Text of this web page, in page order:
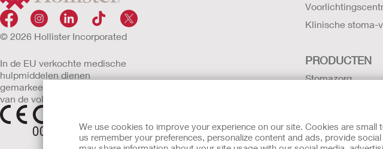
We use cookies to improve your experience on our site. Cookies are
us remember your preferences, personalize content and ads, provide
© 2026 Hollister Incorporated
In de EU verkochte medische
hulpmiddelen dienen
gemarkeerd te zijn met een
van de volgende symbolen
Klinische stoma-
PRODUCTEN
Stomazorg